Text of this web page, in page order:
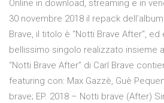
Online in download, streaming e in
30 novembre 2018 il repack dell’album
Brave, il titolo è “Notti Brave After“,
bellissimo singolo realizzato insieme a
“Notti Brave After” di Carl Brave
featuring con: Max Gazzè, Guè
brave; EP. 2018 – Notti brave (After)